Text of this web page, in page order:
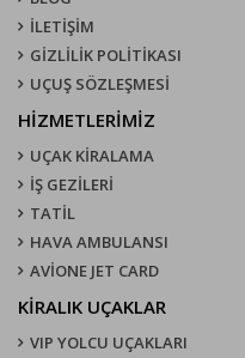
İLETİŞİM
GİZLİLİK POLİTİKASI
UÇUŞ SÖZLEŞMESI
HİZMETLERİMİZ
UÇAK KIRALAMA
İŞ GEZİLERİ
TATİL
HAVA AMBULANSI
AVİONE JET CARD
KIRALIK UÇAKLAR
VIP YOLCU UÇAKLARI